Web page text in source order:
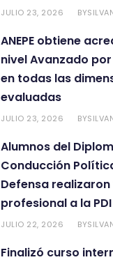
JULIO 23, 2026 BY
ANEPE obtiene
nivel Avanzado
en todas las
evaluadas
JULIO 23, 2026 BY
Alumnos del
Conducción
Defensa
profesional a la PDI
JULIO 22, 2026 BY
Finalizó curso